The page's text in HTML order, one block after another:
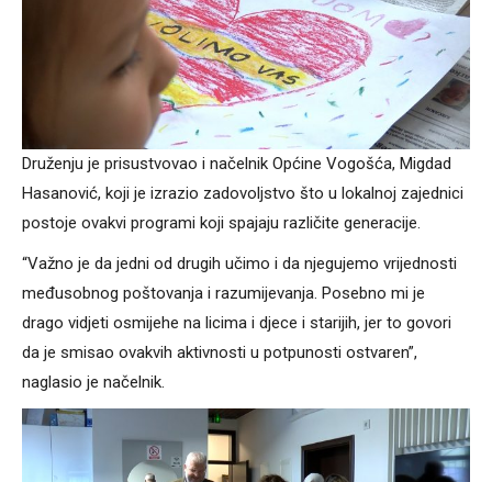
Druženju je prisustvovao i načelnik Općine Vogošća, Migdad
Hasanović, koji je izrazio zadovoljstvo što u lokalnoj zajednici
postoje ovakvi programi koji spajaju različite generacije.
“Važno je da jedni od drugih učimo i da njegujemo vrijednosti
međusobnog poštovanja i razumijevanja. Posebno mi je
drago vidjeti osmijehe na licima i djece i starijih, jer to govori
da je smisao ovakvih aktivnosti u potpunosti ostvaren”,
naglasio je načelnik.